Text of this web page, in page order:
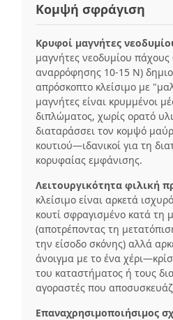
Κομψή σφράγιση
Κρυφοί μαγνήτες
μαγνήτες νεοδυμίου
αναρρόφησης 10-15 N)
απρόσκοπτο κλείσιμο με
μαγνήτες είναι κρυμμένοι
διπλώματος, χωρίς ορατό
διαταράσσει τον κομψό
κουτιού—ιδανικοί για τη
κορυφαίας εμφάνισης.
Λειτουργικότητα φιλική
κλείσιμο είναι αρκετά
κουτί σφραγισμένο κατά τη
(αποτρέποντας τη
την είσοδο σκόνης) αλλά
άνοιγμα με το ένα
του καταστήματος ή τους
αγοραστές που
Επαναχρησιμοποιήσιμος